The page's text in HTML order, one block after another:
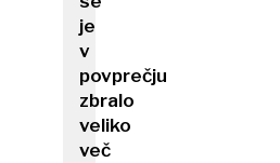
je
v
povprečju
zbralo
veliko
več